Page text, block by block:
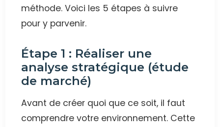
méthode. Voici les 5 étapes à suivre
pour y parvenir.
Étape 1 : Réaliser une
analyse stratégique (étude
de marché)
Avant de créer quoi que ce soit, il faut
comprendre votre environnement. Cette